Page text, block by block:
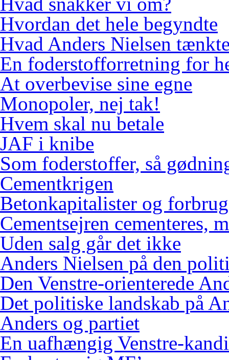
Hvordan det hele begyndte
Hvad Anders Nielsen
En foderstofforretning for
At overbevise sine egne
Monopoler, nej tak!
Hvem skal nu betale
JAF i knibe
Som foderstoffer, så
Cementkrigen
Betonkapitalister og
Cementsejren cementeres,
Uden salg går det ikke
Anders Nielsen på den
Den Venstre-orienterede
Det politiske landskab på
Anders og partiet
En uafhængig Venstre-